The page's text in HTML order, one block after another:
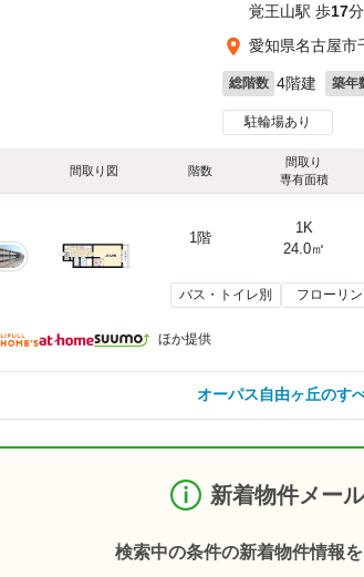
覚王山駅 歩17分
愛知県名古屋市
総階数 4階建 築年
駐輪場あり
間取り図 階数
間取り
専有面積
1階
1K
24.0㎡
バス・トイレ別 フローリ
ほか提供
オーパス自由ヶ丘のす
新着物件メー
検索中の条件の新着物件情報